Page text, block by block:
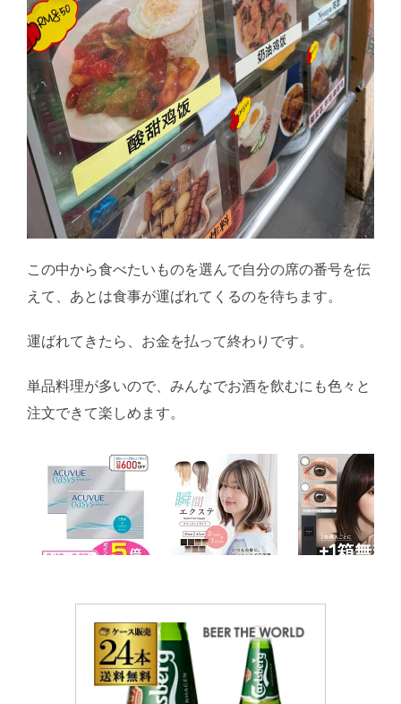
この中から食べたいものを選んで自分の席の番号を伝
えて、あとは食事が運ばれてくるのを待ちます。
運ばれてきたら、お金を払って終わりです。
単品料理が多いので、みんなでお酒を飲むにも色々と
注文できて楽しめます。